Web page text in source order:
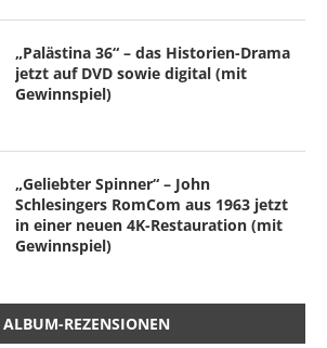
„Palästina 36“ – das Historien-Drama
jetzt auf DVD sowie digital (mit
Gewinnspiel)
„Geliebter Spinner“ – John
Schlesingers RomCom aus 1963 jetzt
in einer neuen 4K-Restauration (mit
Gewinnspiel)
ALBUM-REZENSIONEN